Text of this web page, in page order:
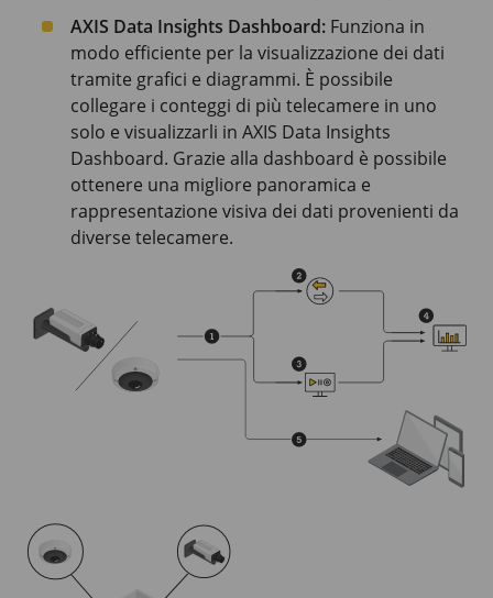
AXIS Data Insights Dashboard: Funziona in
modo efficiente per la visualizzazione dei dati
tramite grafici e diagrammi. È possibile
collegare i conteggi di più telecamere in uno
solo e visualizzarli in AXIS Data Insights
Dashboard. Grazie alla dashboard è possibile
ottenere una migliore panoramica e
rappresentazione visiva dei dati provenienti da
diverse telecamere.